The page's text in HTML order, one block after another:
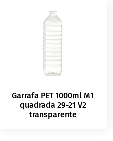
Garrafa PET 1000ml M1
quadrada 29-21 V2
transparente